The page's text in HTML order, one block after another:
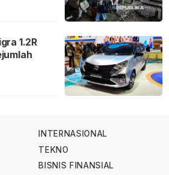
1.2R
INTERNASIONAL
TEKNO
BISNIS FINANSIAL